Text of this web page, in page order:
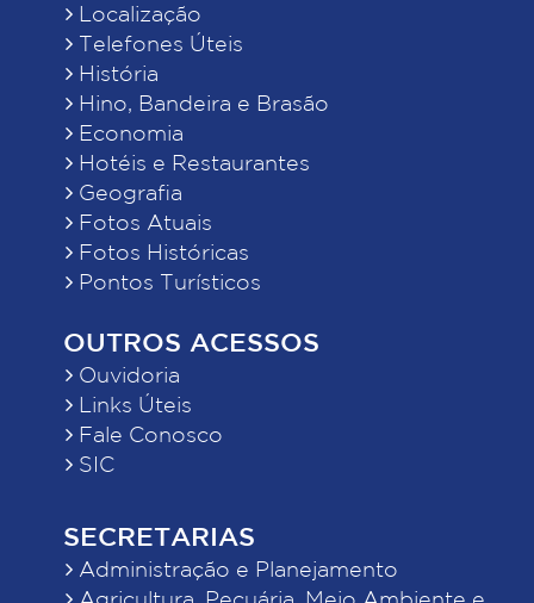
Localização
Telefones Úteis
História
Hino, Bandeira e Brasão
Economia
Hotéis e Restaurantes
Geografia
Fotos Atuais
Fotos Históricas
Pontos Turísticos
OUTROS ACESSOS
Ouvidoria
Links Úteis
Fale Conosco
SIC
SECRETARIAS
Administração e Planejamento